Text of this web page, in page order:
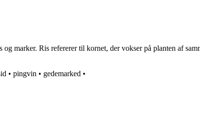
marker. Ris refererer til kornet, der vokser på planten af
• pingvin • gedemarked •